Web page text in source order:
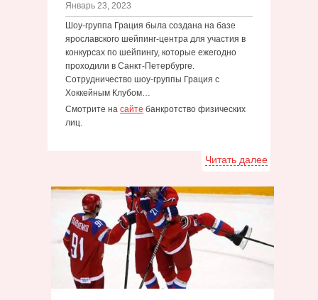
Январь 23, 2023
Шоу-группа Грация была создана на базе
ярославского шейпинг-центра для участия в
конкурсах по шейпингу, которые ежегодно
проходили в Санкт-Петербурге.
Сотрудничество шоу-группы Грация с
Хоккейным Клубом…
Смотрите на сайте банкротство физических
лиц.
Читать далее